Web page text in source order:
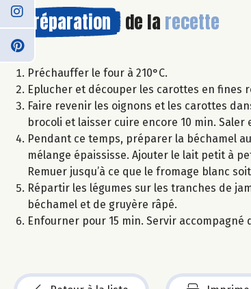
Préparation de la recette
Préchauffer le four à 210°C.
Eplucher et découper les carottes en fines
Faire revenir les oignons et les carottes
brocoli et laisser cuire encore 10 min. Saler
Pendant ce temps, préparer la béchamel
mélange épaississe. Ajouter le lait petit à
Remuer jusqu’à ce que le fromage blanc
Répartir les légumes sur les tranches de
béchamel et de gruyère râpé.
Enfourner pour 15 min. Servir accompagné